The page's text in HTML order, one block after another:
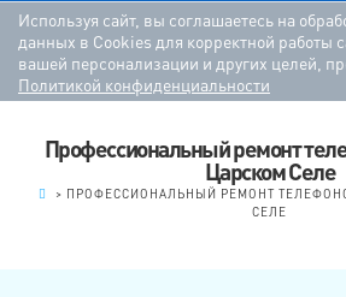
Используя сайт, вы соглашаетесь на
данных в Cookies для корректной работы
вашей персонализации и других целей,
Политикой конфиденциальности
Профессиональный ремонт
Царском Селе
> ПРОФЕССИОНАЛЬНЫЙ РЕМОНТ
СЕЛЕ